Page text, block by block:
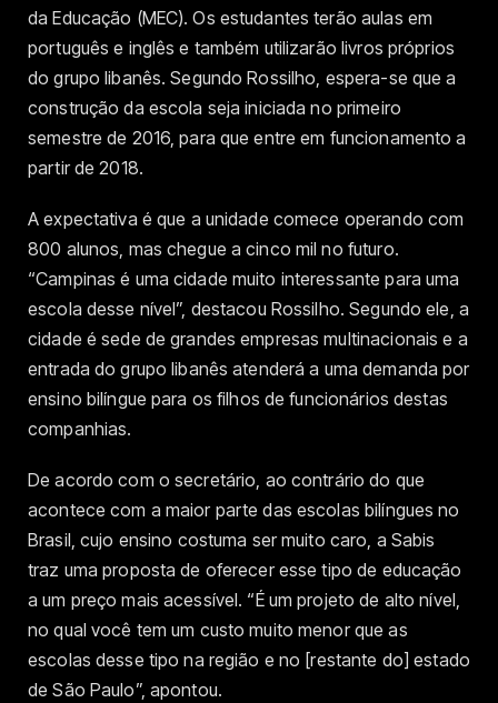
da Educação (MEC). Os estudantes terão aulas em
português e inglês e também utilizarão livros próprios
do grupo libanês. Segundo Rossilho, espera-se que a
construção da escola seja iniciada no primeiro
semestre de 2016, para que entre em funcionamento a
partir de 2018.
A expectativa é que a unidade comece operando com
800 alunos, mas chegue a cinco mil no futuro.
“Campinas é uma cidade muito interessante para uma
escola desse nível”, destacou Rossilho. Segundo ele, a
cidade é sede de grandes empresas multinacionais e a
entrada do grupo libanês atenderá a uma demanda por
ensino bilíngue para os filhos de funcionários destas
companhias.
De acordo com o secretário, ao contrário do que
acontece com a maior parte das escolas bilíngues no
Brasil, cujo ensino costuma ser muito caro, a Sabis
traz uma proposta de oferecer esse tipo de educação
a um preço mais acessível. “É um projeto de alto nível,
no qual você tem um custo muito menor que as
escolas desse tipo na região e no [restante do] estado
de São Paulo”, apontou.